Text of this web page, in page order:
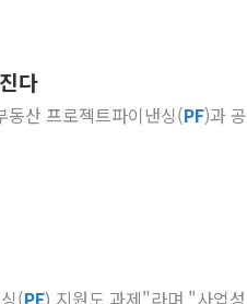
다
산 프로젝트파이낸싱(PF)과 공
(PF) 지원도 과제"라며 "사업성